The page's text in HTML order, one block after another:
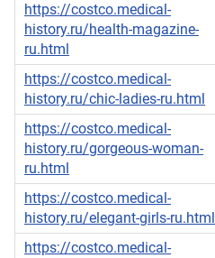
https://costco.medical-
history.ru/health-magazine-
ru.html
https://costco.medical-
history.ru/chic-ladies-ru.html
https://costco.medical-
history.ru/gorgeous-woman-
ru.html
https://costco.medical-
history.ru/elegant-girls-ru.html
https://costco.medical-